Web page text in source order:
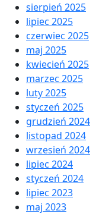
sierpień 2025
lipiec 2025
czerwiec 2025
maj 2025
kwiecień 2025
marzec 2025
luty 2025
styczeń 2025
grudzień 2024
listopad 2024
wrzesień 2024
lipiec 2024
styczeń 2024
lipiec 2023
maj 2023